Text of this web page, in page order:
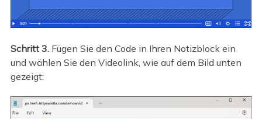
Schritt 3.Fügen Sie den Code in Ihren Notizblock ein
und wählen Sie den Videolink, wie auf dem Bild unten
gezeigt: